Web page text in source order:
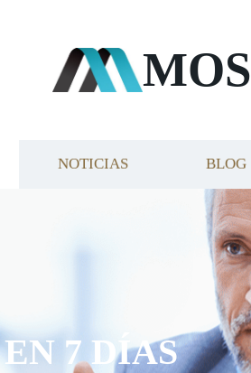
NOTICIAS BLOG
7 DÍAS